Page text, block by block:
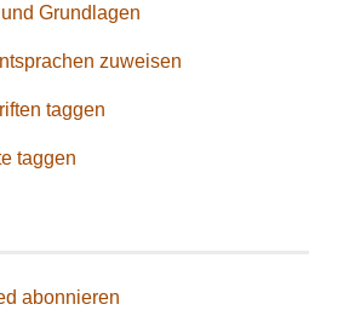
Grundlagen
zuweisen
taggen
taggen
abonnieren